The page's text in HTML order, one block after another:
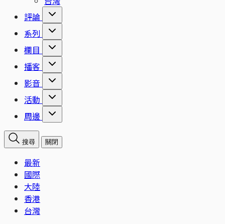
評論
系列
欄目
播客
影音
活動
周邊
搜尋 關閉
最新
國際
大陸
香港
台灣